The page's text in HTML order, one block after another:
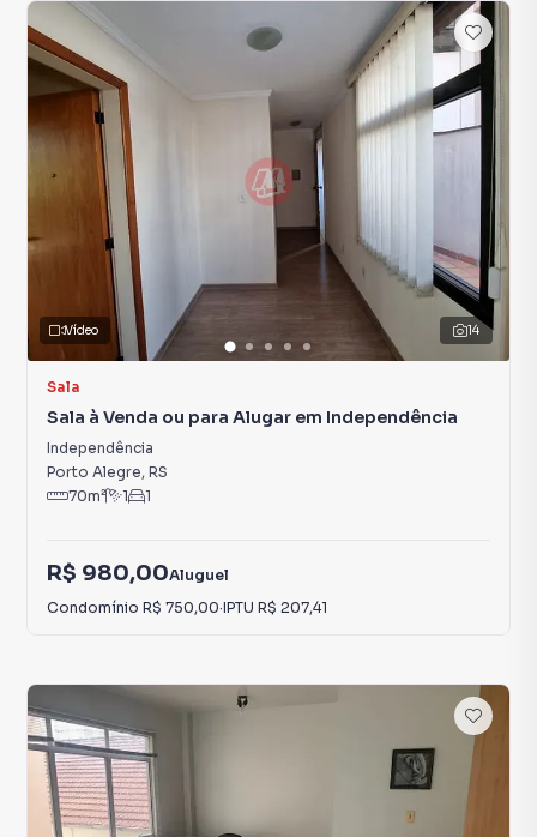
14
Vídeo
Sala
Sala à Venda ou para Alugar em Independência
Independência
Porto Alegre, RS
70m² 1 1
R$ 980,00Aluguel
Condomínio R$ 750,00·IPTU R$ 207,41